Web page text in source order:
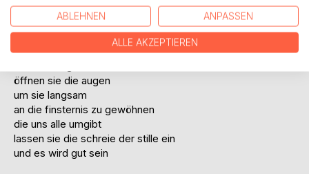
lassen sie sich hineinfallen
und erkennen sie die tiefen
in denen wir uns alle begegnen
orte fremd und doch bekannt
öffnen sie die augen
um sie langsam
an die finsternis zu gewöhnen
die uns alle umgibt
lassen sie die schreie der stille ein
und es wird gut sein
ABLEHNEN ANPASSEN
ALLE AKZEPTIEREN